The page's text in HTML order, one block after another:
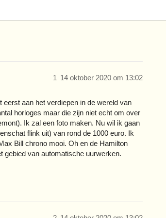
14 oktober 2020 om 13:02
1
aan het verdiepen in de wereld van
horloges maar die zijn niet echt om over
Ik zal een foto maken. Nu wil ik gaan
flink uit) van rond de 1000 euro. Ik
Bill chrono mooi. Oh en de Hamilton
gebied van automatische uurwerken.